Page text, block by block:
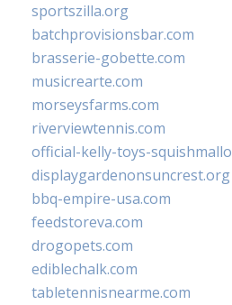
sportszilla.org
batchprovisionsbar.com
brasserie-gobette.com
musicrearte.com
morseysfarms.com
riverviewtennis.com
official-kelly-toys-
displaygardenonsuncrest.org
bbq-empire-usa.com
feedstoreva.com
drogopets.com
ediblechalk.com
tabletennisnearme.com